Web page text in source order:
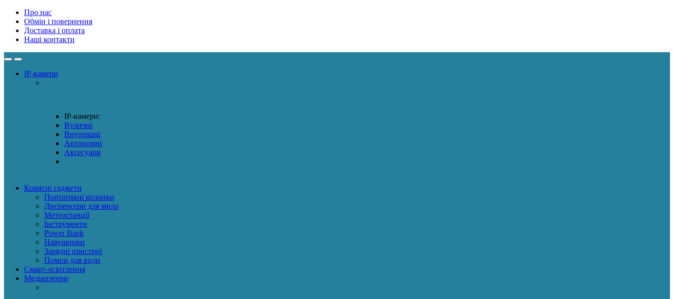
Про нас
Обмін і повернення
Доставка і оплата
Наші контакти
IP-камери
IP-камери:
Вуличні
Внутрішні
Автономні
Аксесуари
Корисні гаджети
Портативні колонки
Диспенсери для мила
Метеостанції
Інструменти
Power Bank
Навушники
Зарядні пристрої
Помпи для води
Смарт-освітлення
Медіаплеери